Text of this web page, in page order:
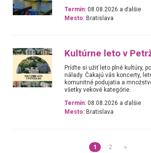
Termín: 08.08.2026 a ďalšie
Mesto: Bratislava
Kultúrne leto v
Príďte si užiť leto plné kultúry,
nálady. Čakajú vás koncerty,
komunitné podujatia a
všetky vekové kategórie.
Termín: 08.08.2026 a ďalšie
Mesto: Bratislava
1 2 »